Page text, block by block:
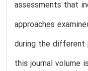
assessments that
approaches
during the different
this journal volume